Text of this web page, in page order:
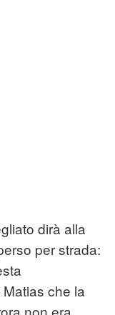
dirà alla
per strada:
che la